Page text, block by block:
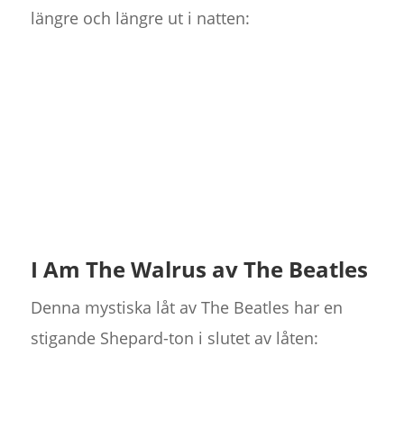
längre och längre ut i natten:
I Am The Walrus av The Beatles
Denna mystiska låt av The Beatles har en
stigande Shepard-ton i slutet av låten: